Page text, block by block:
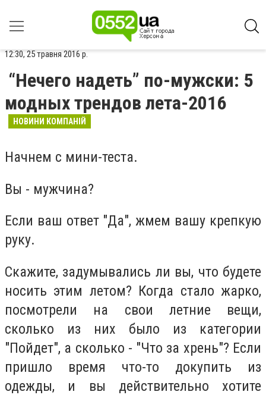
12:30, 25 травня 2016 р.
“Нечего надеть” по-мужски: 5
модных трендов лета-2016
НОВИНИ КОМПАНІЙ
Начнем с мини-теста.
Вы - мужчина?
Если ваш ответ "Да", жмем вашу крепкую
руку.
Скажите, задумывались ли вы, что будете
носить этим летом? Когда стало жарко,
посмотрели на свои летние вещи,
сколько из них было из категории
"Пойдет", а сколько - "Что за хрень"? Если
пришло время что-то докупить из
одежды, и вы действительно хотите